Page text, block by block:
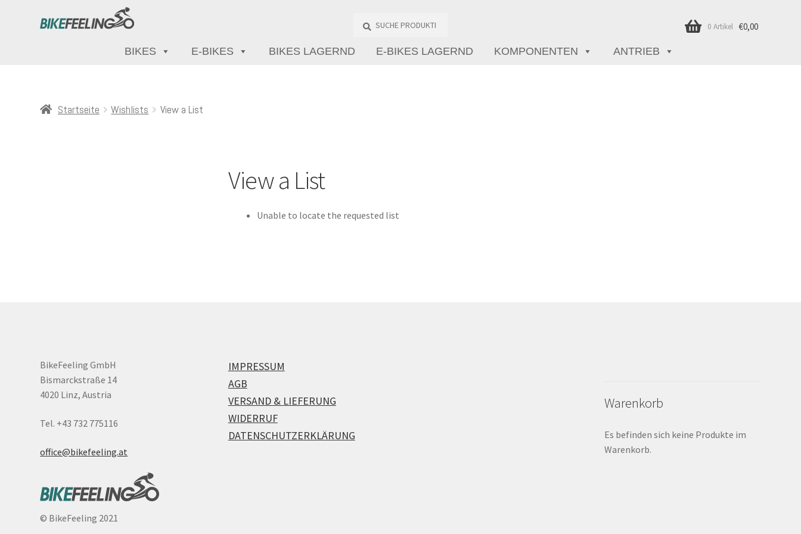
Produkte
€0,00
0 Artikel
BIKES E-BIKES BIKES LAGERND E-BIKES LAGERND KOMPONENTEN ANTRIEB
Startseite Wishlists View a List
View a List
Unable to locate the requested list
BikeFeeling GmbH
Bismarckstraße 14
4020 Linz, Austria
Tel. +43 732 775116
office@bikefeeling.at
© BikeFeeling 2021
IMPRESSUM
AGB
VERSAND & LIEFERUNG
WIDERRUF
DATENSCHUTZERKLÄRUNG
Warenkorb
Es befinden sich keine Produkte im
Warenkorb.